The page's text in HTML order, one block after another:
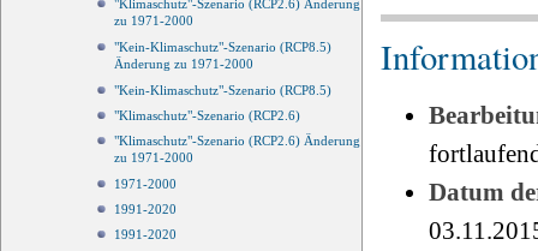
"Klimaschutz"-Szenario (RCP2.6) Änderung
zu 1971-2000
"Kein-Klimaschutz"-Szenario (RCP8.5)
Änderung zu 1971-2000
"Kein-Klimaschutz"-Szenario (RCP8.5)
"Klimaschutz"-Szenario (RCP2.6)
"Klimaschutz"-Szenario (RCP2.6) Änderung
zu 1971-2000
1971-2000
1991-2020
1991-2020
Datum